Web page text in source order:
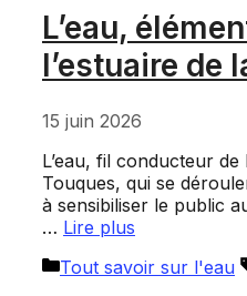
L’eau,
l’estuaire de
15 juin 2026
L’eau, fil conducteur de
Touques, qui se
à sensibiliser le public
… Lire plus
Catégories
Tout savoir sur l'eau